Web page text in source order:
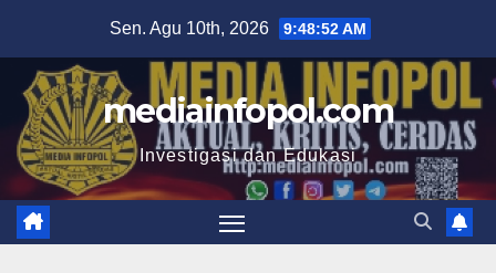
content
Sen. Agu 10th, 2026 9:48:53 AM
mediainfopol.com
Investigasi dan Edukasi